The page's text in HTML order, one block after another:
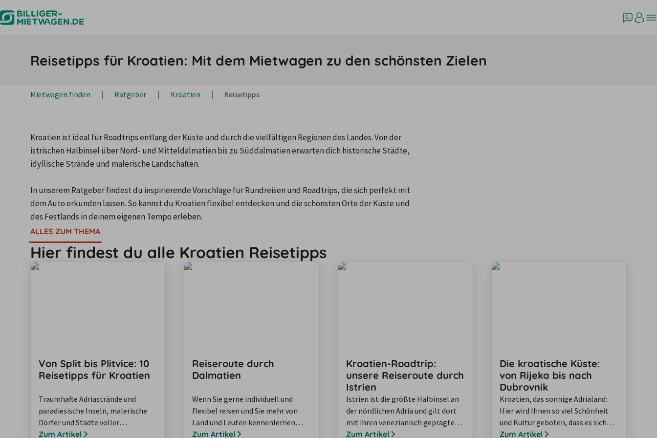
Reisetipps für Kroatien: Mit dem Mietwagen zu den schönsten Zielen
Mietwagen finden Ratgeber Kroatien Reisetipps
Kroatien ist ideal für Roadtrips entlang der Küste und durch die vielfältigen Regionen des Landes. Von der
istrischen Halbinsel über Nord- und Mitteldalmatien bis zu Süddalmatien erwarten dich historische Städte,
idyllische Strände und malerische Landschaften.
In unserem Ratgeber findest du inspirierende Vorschläge für Rundreisen und Roadtrips, die sich perfekt mit
dem Auto erkunden lassen. So kannst du Kroatien flexibel entdecken und die schönsten Orte der Küste und
des Festlands in deinem eigenen Tempo erleben.
ALLES ZUM THEMA
Hier findest du alle Kroatien Reisetipps
Von Split bis Plitvice: 10
Reisetipps für Kroatien
Traumhafte Adriastrände und
paradiesische Inseln, malerische
Dörfer und Städte voller
Sehenswürdigkeiten – kein Wunder,
Zum Artikel
Reiseroute durch
Dalmatien
Wenn Sie gerne individuell und
flexibel reisen und Sie mehr von
Land und Leuten kennenlernen
möchten, empfehle ich Ihnen eine
Zum Artikel
Kroatien-Roadtrip:
unsere Reiseroute durch
Istrien
Istrien ist die größte Halbinsel an
der nördlichen Adria und gilt dort
mit ihren venezianisch geprägten
Küstenstädten als eine der
Zum Artikel
Die kroatische Küste:
von Rijeka bis nach
Dubrovnik
Kroatien, das sonnige Adrialand:
Hier wird Ihnen so viel Schönheit
und Kultur geboten, dass es sich
lohnt, die ganze herrliche Küste
Zum Artikel